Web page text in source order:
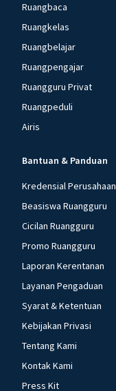
Ruangbaca
Ruangkelas
Ruangbelajar
Ruangpengajar
Ruangguru Privat
Ruangpeduli
Airis
Bantuan & Panduan
Kredensial Perusahaan
Beasiswa Ruangguru
Cicilan Ruangguru
Promo Ruangguru
Laporan Kerentanan
Layanan Pengaduan
Syarat & Ketentuan
Kebijakan Privasi
Tentang Kami
Kontak Kami
Press Kit